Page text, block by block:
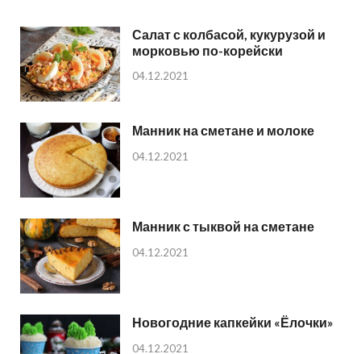
Салат с колбасой, кукурузой и
морковью по-корейски
04.12.2021
Манник на сметане и молоке
04.12.2021
Манник с тыквой на сметане
04.12.2021
Новогодние капкейки «Ёлочки»
04.12.2021